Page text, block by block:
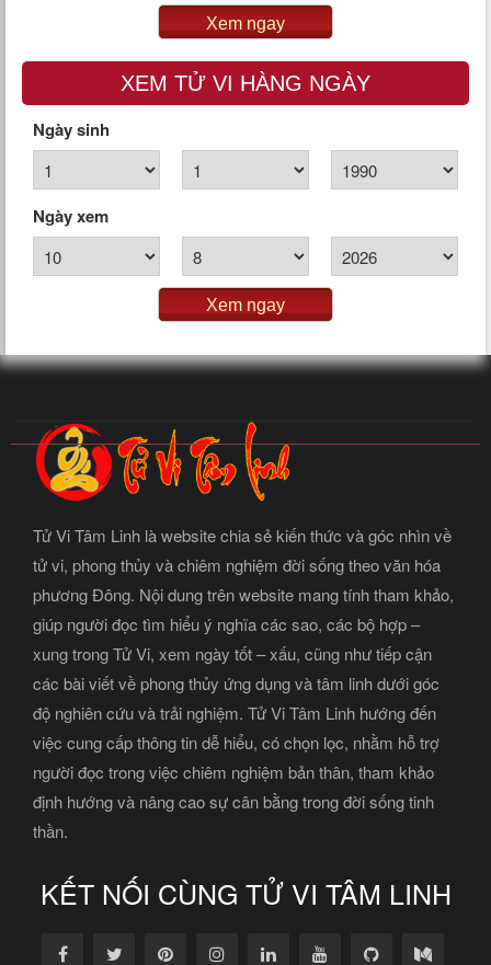
Xem ngay
XEM TỬ VI HÀNG NGÀY
Ngày sinh
Ngày xem
Xem ngay
Tử Vi Tâm Linh là website chia sẻ kiến thức và góc nhìn về
tử vi, phong thủy và chiêm nghiệm đời sống theo văn hóa
phương Đông. Nội dung trên website mang tính tham khảo,
giúp người đọc tìm hiểu ý nghĩa các sao, các bộ hợp –
xung trong Tử Vi, xem ngày tốt – xấu, cũng như tiếp cận
các bài viết về phong thủy ứng dụng và tâm linh dưới góc
độ nghiên cứu và trải nghiệm. Tử Vi Tâm Linh hướng đến
việc cung cấp thông tin dễ hiểu, có chọn lọc, nhằm hỗ trợ
người đọc trong việc chiêm nghiệm bản thân, tham khảo
định hướng và nâng cao sự cân bằng trong đời sống tinh
thần.
KẾT NỐI CÙNG TỬ VI TÂM LINH